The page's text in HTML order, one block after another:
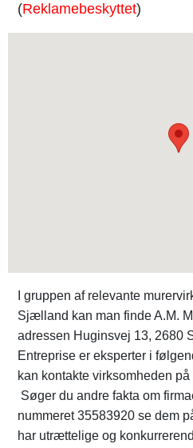
(Reklamebeskyttet)
I gruppen af relevante
Sjælland kan man finde A.M.
adressen Huginsvej 13, 2680
Entreprise er eksperter i
kan kontakte virksomheden
Søger du andre fakta om
nummeret 35583920 se dem
har utrættelige og